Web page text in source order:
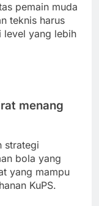
pemain muda
teknis harus
level yang lebih
menang
strategi
bola yang
yang mampu
KuPS.